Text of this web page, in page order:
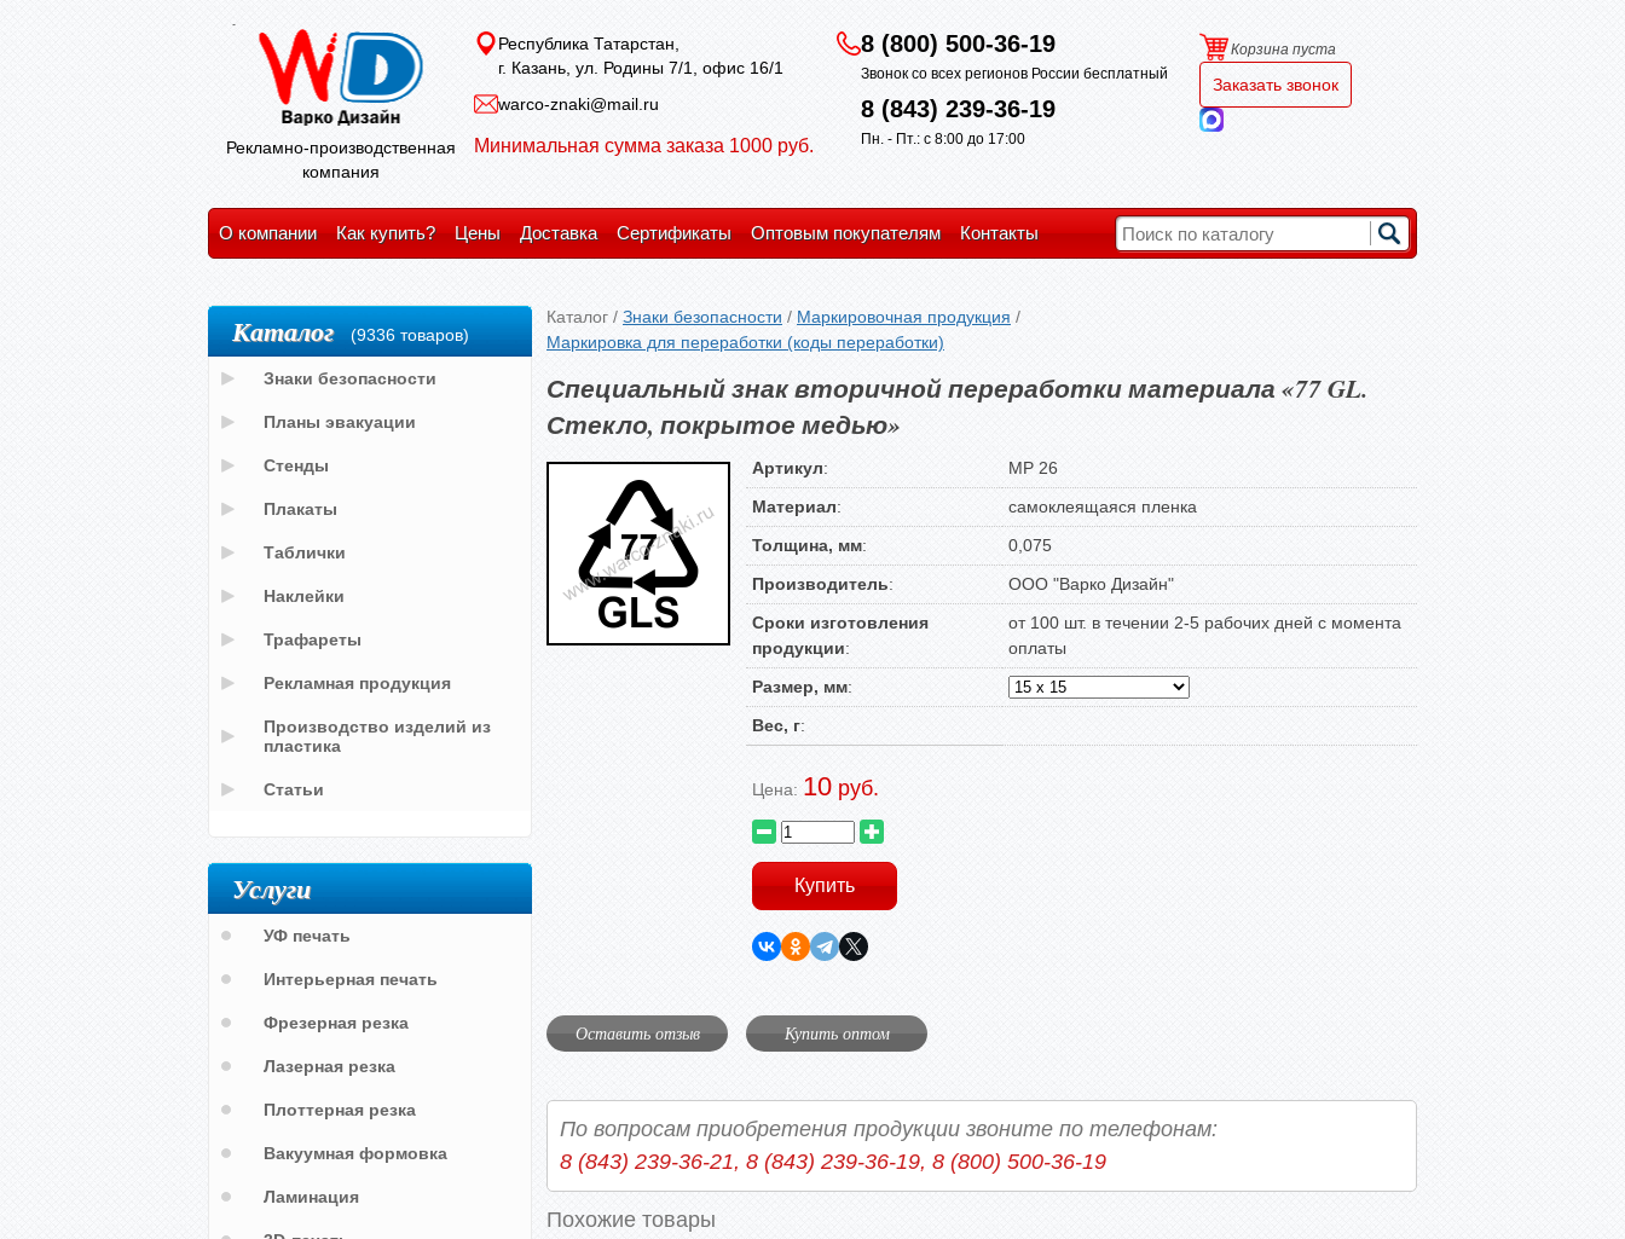
Рекламно-производственная
компания
Республика Татарстан,
г. Казань, ул. Родины 7/1, офис 16/1
warco-znaki@mail.ru
Минимальная сумма заказа 1000 руб.
8 (800) 500-36-19
Звонок со всех регионов России бесплатный
8 (843) 239-36-19
Пн. - Пт.: с 8:00 до 17:00
Корзина пуста
Заказать звонок
О компании Как купить? Цены Доставка Сертификаты Оптовым покупателям Контакты
Каталог / Знаки безопасности / Маркировочная продукция /
Маркировка для переработки (коды переработки)
Специальный знак вторичной переработки материала «77 GL.
Стекло, покрытое медью»
Артикул:
MP 26
Материал:
самоклеящаяся пленка
Толщина, мм:
0,075
Производитель:
ООО "Варко Дизайн"
Сроки изготовления
продукции:
от 100 шт. в течении 2-5 рабочих дней с момента
оплаты
Размер, мм:
Вес, г:
Цена: 10 руб.
Оставить отзыв Купить оптом
По вопросам приобретения продукции звоните по телефонам:
8 (843) 239-36-21, 8 (843) 239-36-19, 8 (800) 500-36-19
Похожие товары
Каталог (9336 товаров)
Знаки безопасности
Планы эвакуации
Стенды
Плакаты
Таблички
Наклейки
Трафареты
Рекламная продукция
Производство изделий из
пластика
Статьи
Услуги
УФ печать
Интерьерная печать
Фрезерная резка
Лазерная резка
Плоттерная резка
Вакуумная формовка
Ламинация